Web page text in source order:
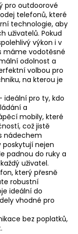
pro outdoorové
telefonů, které
technologie, aby
uživatelů. Pokud
výkon i v
máme vodotěsné
odolnost a
volbou pro
na kterou je
ideální pro ty, kdo
a
mobily, které
což jistě
nádechem
nejen
padnou do ruky a
uživatel.
který přesně
robustní
ideální do
vhodné pro
bez poplatků,
.